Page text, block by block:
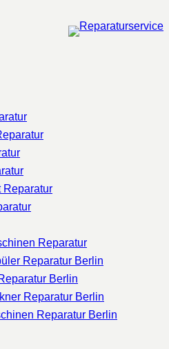
Reparatur
Reparatur
Reparatur Berlin
Berlin
Reparatur Berlin
Reparatur Berlin